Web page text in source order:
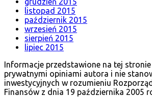
listopad 2015
październik 2015
wrzesień 2015
sierpień 2015
lipiec 2015
Informacje przedstawione na tej
prywatnymi opiniami autora i nie
inwestycyjnych w rozumieniu
Finansów z dnia 19 października 2005